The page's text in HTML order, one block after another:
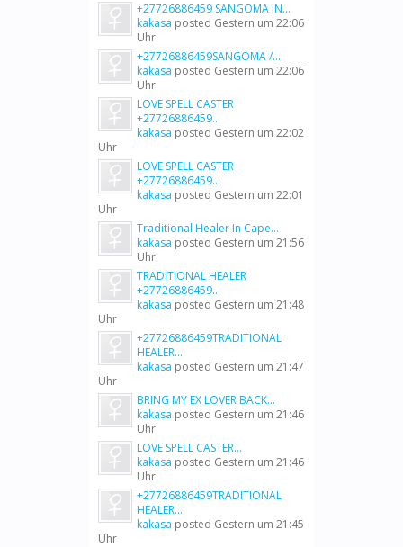
+27726886459 SANGOMA IN...
kakasa posted Gestern um 22:06
Uhr
+27726886459SANGOMA /...
kakasa posted Gestern um 22:06
Uhr
LOVE SPELL CASTER
+27726886459...
kakasa posted Gestern um 22:02
Uhr
LOVE SPELL CASTER
+27726886459...
kakasa posted Gestern um 22:01
Uhr
Traditional Healer In Cape...
kakasa posted Gestern um 21:56
Uhr
TRADITIONAL HEALER
+27726886459...
kakasa posted Gestern um 21:48
Uhr
+27726886459TRADITIONAL
HEALER...
kakasa posted Gestern um 21:47
Uhr
BRING MY EX LOVER BACK...
kakasa posted Gestern um 21:46
Uhr
LOVE SPELL CASTER...
kakasa posted Gestern um 21:46
Uhr
+27726886459TRADITIONAL
HEALER...
kakasa posted Gestern um 21:45
Uhr